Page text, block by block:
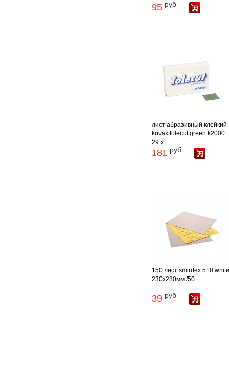
95 руб
лист абразивный клейкий
kovax tolecut green k2000
29 х ...
181 руб
150 лист smirdex 510
230х280мм /50
39 руб